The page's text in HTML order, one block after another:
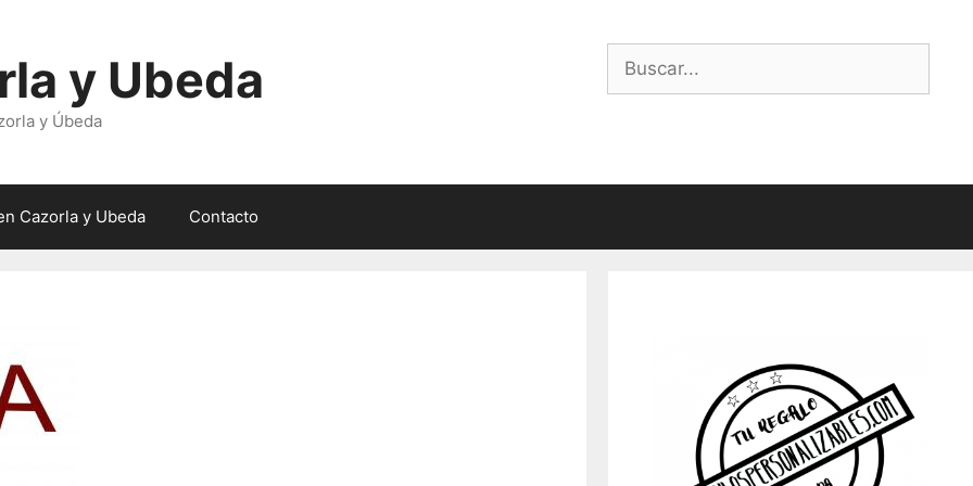
Buscar:
y Ubeda
y Úbeda
Cazorla y Ubeda Contacto